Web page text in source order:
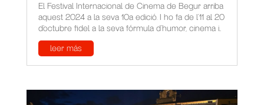
El Festival Internacional de Cinema de Begur arriba
aquest 2024 a la seva 10a edició. I ho fa de l’11 al 20
d’octubre fidel a la seva fórmula d’humor, cinema i...
leer más